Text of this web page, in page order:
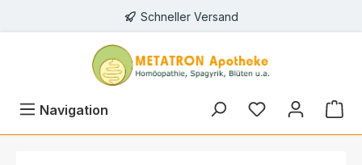
Schneller Versand
Navigation